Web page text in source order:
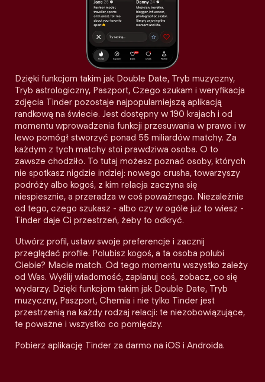
Dzięki funkcjom takim jak Double Date, Tryb muzyczny,
Tryb astrologiczny, Paszport, Czego szukam i weryfikacja
zdjęcia Tinder pozostaje najpopularniejszą aplikacją
randkową na świecie. Jest dostępny w 190 krajach i od
momentu wprowadzenia funkcji przesuwania w prawo i w
lewo pomógł stworzyć ponad 55 miliardów matchy. Za
każdym z tych matchy stoi prawdziwa osoba. O to
zawsze chodziło. To tutaj możesz poznać osoby, których
nie spotkasz nigdzie indziej: nowego crusha, towarzyszy
podróży albo kogoś, z kim relacja zaczyna się
niespiesznie, a przeradza w coś poważnego. Niezależnie
od tego, czego szukasz - albo czy w ogóle już to wiesz -
Tinder daje Ci przestrzeń, żeby to odkryć.
Utwórz profil, ustaw swoje preferencje i zacznij
przeglądać profile. Polubisz kogoś, a ta osoba polubi
Ciebie? Macie match. Od tego momentu wszystko zależy
od Was. Wyślij wiadomość, zaplanuj coś, zobacz, co się
wydarzy. Dzięki funkcjom takim jak Double Date, Tryb
muzyczny, Paszport, Chemia i nie tylko Tinder jest
przestrzenią na każdy rodzaj relacji: te niezobowiązujące,
te poważne i wszystko co pomiędzy.
Pobierz aplikację Tinder za darmo na iOS i Androida.